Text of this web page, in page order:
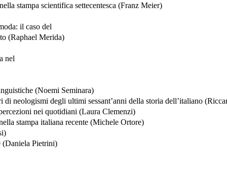
stampa scientifica settecentesca (Franz Meier)
il caso del
(Raphael Merida)
nel
(Noemi Seminara)
neologismi degli ultimi sessant’anni della storia dell’italiano
nei quotidiani (Laura Clemenzi)
stampa italiana recente (Michele Ortore)
(Daniela Pietrini)